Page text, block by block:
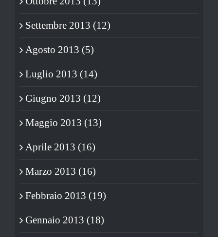
Settembre 2013 (12)
Agosto 2013 (5)
Luglio 2013 (14)
Giugno 2013 (12)
Maggio 2013 (13)
Aprile 2013 (16)
Marzo 2013 (16)
Febbraio 2013 (19)
Gennaio 2013 (18)